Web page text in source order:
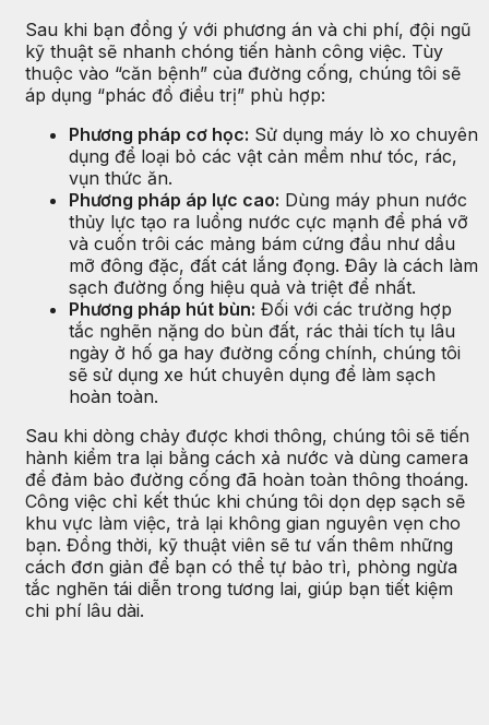
Sau khi bạn đồng ý với phương án và chi phí, đội ngũ
kỹ thuật sẽ nhanh chóng tiến hành công việc. Tùy
thuộc vào “căn bệnh” của đường cống, chúng tôi sẽ
áp dụng “phác đồ điều trị” phù hợp:
Phương pháp cơ học: Sử dụng máy lò xo chuyên
dụng để loại bỏ các vật cản mềm như tóc, rác,
vụn thức ăn.
Phương pháp áp lực cao: Dùng máy phun nước
thủy lực tạo ra luồng nước cực mạnh để phá vỡ
và cuốn trôi các mảng bám cứng đầu như dầu
mỡ đông đặc, đất cát lắng đọng. Đây là cách làm
sạch đường ống hiệu quả và triệt để nhất.
Phương pháp hút bùn: Đối với các trường hợp
tắc nghẽn nặng do bùn đất, rác thải tích tụ lâu
ngày ở hố ga hay đường cống chính, chúng tôi
sẽ sử dụng xe hút chuyên dụng để làm sạch
hoàn toàn.
Sau khi dòng chảy được khơi thông, chúng tôi sẽ tiến
hành kiểm tra lại bằng cách xả nước và dùng camera
để đảm bảo đường cống đã hoàn toàn thông thoáng.
Công việc chỉ kết thúc khi chúng tôi dọn dẹp sạch sẽ
khu vực làm việc, trả lại không gian nguyên vẹn cho
bạn. Đồng thời, kỹ thuật viên sẽ tư vấn thêm những
cách đơn giản để bạn có thể tự bảo trì, phòng ngừa
tắc nghẽn tái diễn trong tương lai, giúp bạn tiết kiệm
chi phí lâu dài.